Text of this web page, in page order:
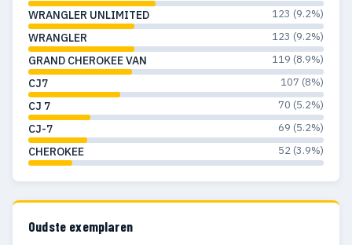
1977 25 11
1976 19 10
1975 6 4
1974 4
1973 7 3
1971 2 —
1970 1
WRANGLER UNLIMITED 123 (9.2%)
WRANGLER 123 (9.2%)
GRAND CHEROKEE VAN 119 (8.9%)
CJ7 107 (8%)
CJ 7 70 (5.2%)
CJ-7 69 (5.2%)
CHEROKEE 52 (3.9%)
Oudste exemplaren